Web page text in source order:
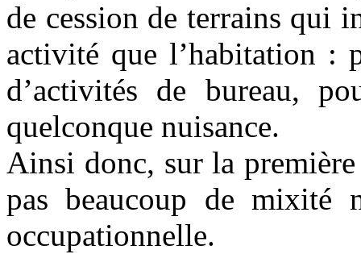
de cession de terrains qui
activité que l’habitation :
d’activités de bureau,
quelconque nuisance.
Ainsi donc, sur la
pas beaucoup de mixité
occupationnelle.